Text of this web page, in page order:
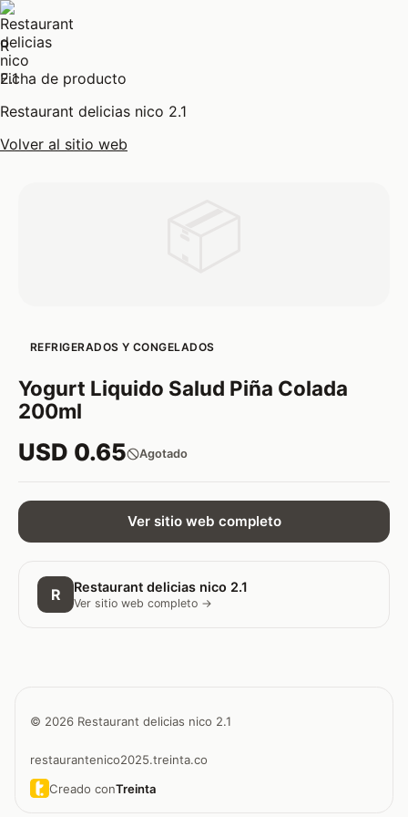
R
Ficha de producto
Restaurant delicias nico 2.1
Volver al sitio web
REFRIGERADOS Y CONGELADOS
Yogurt Liquido Salud Piña Colada
200ml
USD 0.65 Agotado
Ver sitio web completo
R Restaurant delicias nico 2.1
Ver sitio web completo →
© 2026 Restaurant delicias nico 2.1
restaurantenico2025.treinta.co
Creado conTreinta